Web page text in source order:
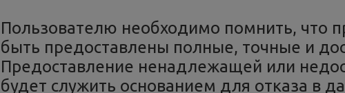
Пользователю необходимо помнить, что
быть предоставлены полные, точные и
Предоставление ненадлежащей или
будет служить основанием для отказа в